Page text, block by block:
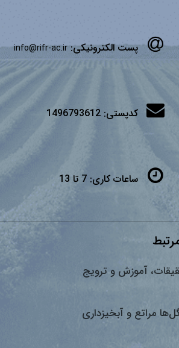
پست الکترونیکی:info@rifr-ac.ir
کدپستی:1496793612
ساعات کاری:7 تا 13
آموزش و ترویج
مراتع و آبخیزداری